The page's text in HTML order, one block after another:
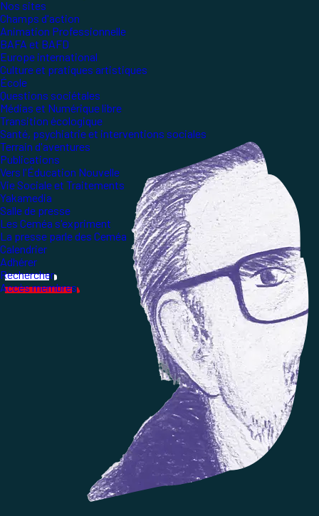
Nos sites
Champs d'action
Animation Professionnelle
BAFA et BAFD
Europe international
Culture et pratiques artistiques
École
Questions sociétales
Médias et Numérique libre
Transition écologique
Santé, psychiatrie et interventions sociales
Terrain d'aventures
Publications
Vers l'Éducation Nouvelle
Vie Sociale et Traitements
Yakamedia
Salle de presse
Les Ceméa s'expriment
La presse parle des Ceméa
Calendrier
Adhérer
Rechercher
Accès membres